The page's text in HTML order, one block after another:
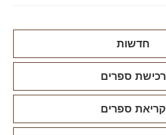
חדשות
רכישת ספרים
קריאת ספרים